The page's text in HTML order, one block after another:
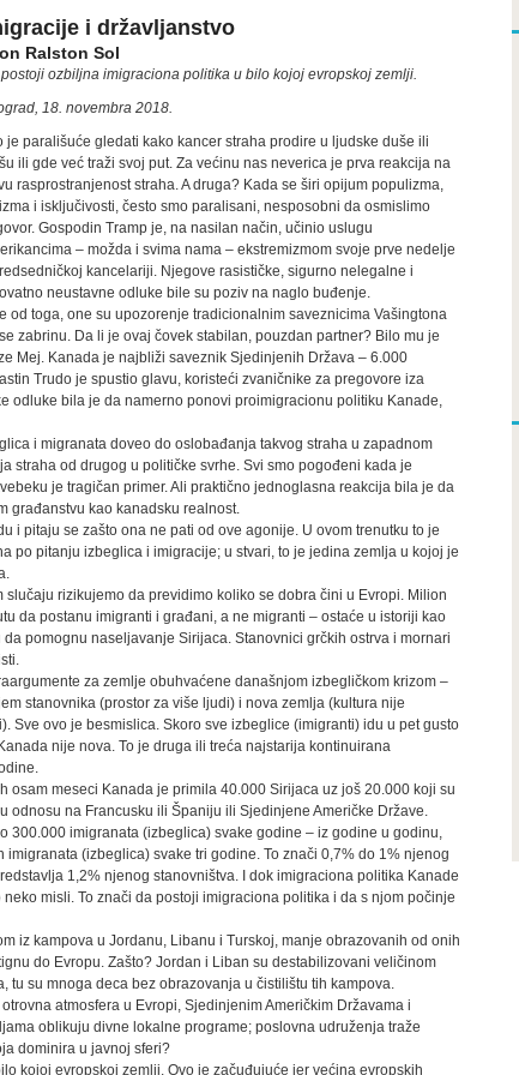
i državljanstvo
Ralston Sol
ozbiljna imigraciona politika u bilo kojoj evropskoj zemlji.
18. novembra 2018.
je parališuće gledati kako kancer straha prodire u ljudske duše ili
ili gde već traži svoj put. Za većinu nas neverica je prva reakcija na
rasprostranjenost straha. A druga? Kada se širi opijum populizma,
i isključivosti, često smo paralisani, nesposobni da osmislimo
Gospodin Tramp je, na nasilan način, učinio uslugu
– možda i svima nama – ekstremizmom svoje prve nedelje
kancelariji. Njegove rasističke, sigurno nelegalne i
neustavne odluke bile su poziv na naglo buđenje.
od toga, one su upozorenje tradicionalnim saveznicima Vašingtona
zabrinu. Da li je ovaj čovek stabilan, pouzdan partner? Bilo mu je
Mej. Kanada je najbliži saveznik Sjedinjenih Država – 6.000
Trudo je spustio glavu, koristeći zvaničnike za pregovore iza
odluke bila je da namerno ponovi proimigracionu politiku Kanade,
i migranata doveo do oslobađanja takvog straha u zapadnom
straha od drugog u političke svrhe. Svi smo pogođeni kada je
je tragičan primer. Ali praktično jednoglasna reakcija bila je da
građanstvu kao kanadsku realnost.
i pitaju se zašto ona ne pati od ove agonije. U ovom trenutku to je
po pitanju izbeglica i imigracije; u stvari, to je jedina zemlja u kojoj je
rizikujemo da previdimo koliko se dobra čini u Evropi. Milion
da postanu imigranti i građani, a ne migranti – ostaće u istoriji kao
pomognu naseljavanje Sirijaca. Stanovnici grčkih ostrva i mornari
za zemlje obuhvaćene današnjom izbegličkom krizom –
stanovnika (prostor za više ljudi) i nova zemlja (kultura nije
Sve ovo je besmislica. Skoro sve izbeglice (imigranti) idu u pet gusto
nije nova. To je druga ili treća najstarija kontinuirana
osam meseci Kanada je primila 40.000 Sirijaca uz još 20.000 koji su
odnosu na Francusku ili Španiju ili Sjedinjene Američke Države.
300.000 imigranata (izbeglica) svake godine – iz godine u godinu,
(izbeglica) svake tri godine. To znači 0,7% do 1% njenog
1,2% njenog stanovništva. I dok imigraciona politika Kanade
misli. To znači da postoji imigraciona politika i da s njom počinje
iz kampova u Jordanu, Libanu i Turskoj, manje obrazovanih od onih
do Evropu. Zašto? Jordan i Liban su destabilizovani veličinom
su mnoga deca bez obrazovanja u čistilištu tih kampova.
atmosfera u Evropi, Sjedinjenim Američkim Državama i
oblikuju divne lokalne programe; poslovna udruženja traže
dominira u javnoj sferi?
kojoj evropskoj zemlji. Ovo je začuđujuće jer većina evropskih